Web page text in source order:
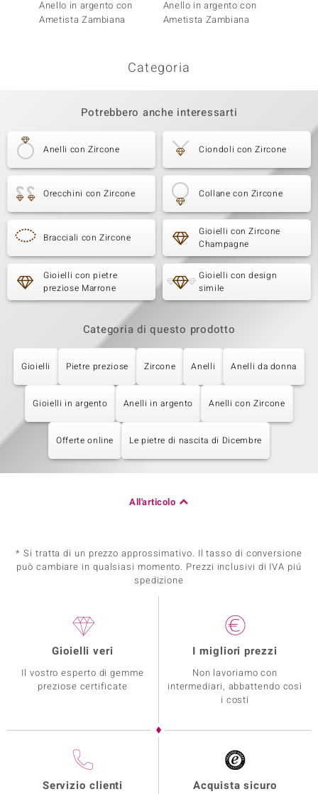
Anello in argento con
Ametista Zambiana
Anello in argento con
Ametista Zambiana
Categoria
Potrebbero anche interessarti
Anelli con Zircone Ciondoli con Zircone
Orecchini con Zircone Collane con Zircone
Bracciali con Zircone
Gioielli con Zircone
Champagne
Gioielli con pietre
preziose Marrone
Gioielli con design
simile
Categoria di questo prodotto
Gioielli Pietre preziose Zircone Anelli Anelli da donna
Gioielli in argento Anelli in argento Anelli con Zircone
Offerte online Le pietre di nascita di Dicembre
All'articolo
* Si tratta di un prezzo approssimativo. Il tasso di conversione
può cambiare in qualsiasi momento. Prezzi inclusivi di IVA piú
spedizione
Gioielli veri
Il vostro esperto di gemme
preziose certificate
I migliori prezzi
Non lavoriamo con
intermediari, abbattendo così
i costi
Servizio clienti Acquista sicuro